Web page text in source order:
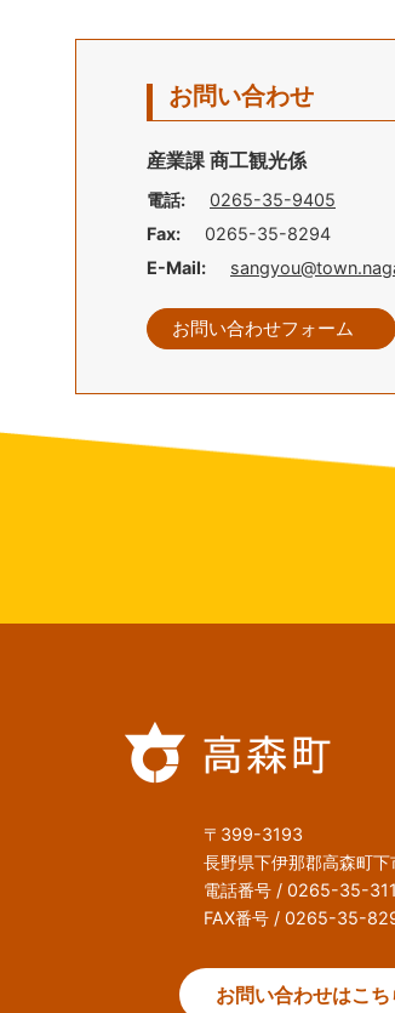
お問い合わせ
産業課 商工観光係
電話:
0265-35-9405
Fax:
0265-35-8294
E-Mail:
お問い合わせフォーム
〒399-3193
長野県下伊那郡高森町
電話番号 / 0265-35-
FAX番号 / 0265-35-
お問い合わせはこち